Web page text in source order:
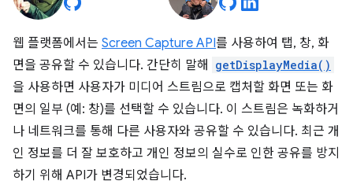
웹 플랫폼에서는 Screen Capture API를 사용하여 탭, 창, 화
면을 공유할 수 있습니다. 간단히 말해
getDisplayMedia()
을 사용하면 사용자가 미디어 스트림으로 캡처할 화면 또는 화
면의 일부 (예: 창)를 선택할 수 있습니다. 이 스트림은 녹화하거
나 네트워크를 통해 다른 사용자와 공유할 수 있습니다. 최근 개
인 정보를 더 잘 보호하고 개인 정보의 실수로 인한 공유를 방지
하기 위해 API가 변경되었습니다.